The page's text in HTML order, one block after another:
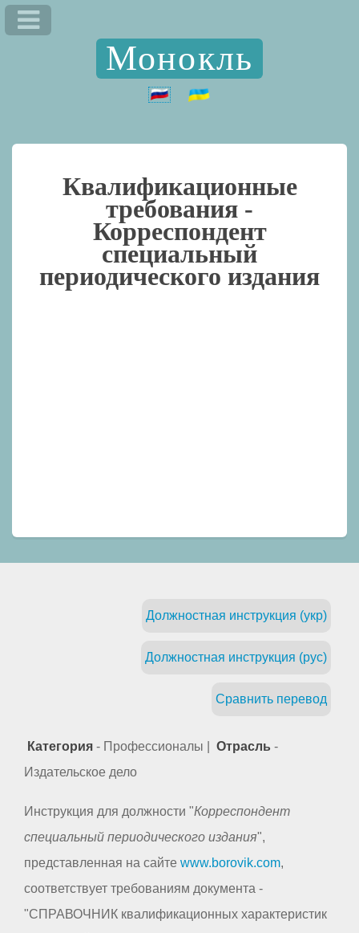
Монокль
Квалификационные
требования -
Корреспондент
специальный
периодического издания
Должностная инструкция (укр)
Должностная инструкция (рус)
Сравнить перевод
Категория - Профессионалы | Отрасль -
Издательское дело
Инструкция для должности "Корреспондент
специальный периодического издания",
представленная на сайте www.borovik.com,
соответствует требованиям документа -
"СПРАВОЧНИК квалификационных характеристик